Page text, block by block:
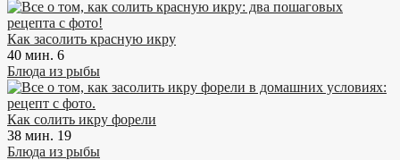
Как засолить красную икру
40 мин. 6
Блюда из рыбы
Как солить икру форели
38 мин. 19
Блюда из рыбы